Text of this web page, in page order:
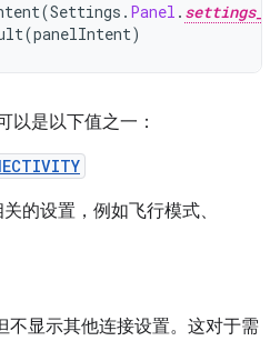
(Settings . Panel .
(panelIntent)
以是以下值之一：
的设置，例如飞行模式、
显示其他连接设置。 这对于需